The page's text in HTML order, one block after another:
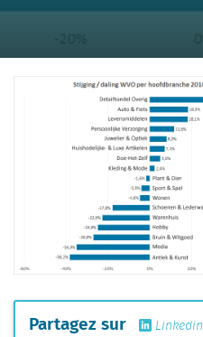
Partagez sur Linkedin